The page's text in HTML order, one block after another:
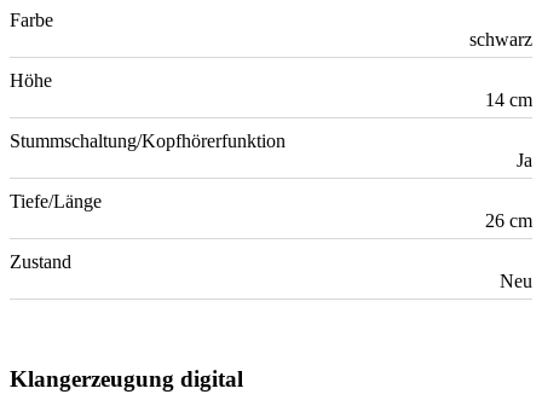
Farbe
schwarz
Höhe
14 cm
Stummschaltung/Kopfhörerfunktion
Ja
Tiefe/Länge
26 cm
Zustand
Neu
Klangerzeugung digital